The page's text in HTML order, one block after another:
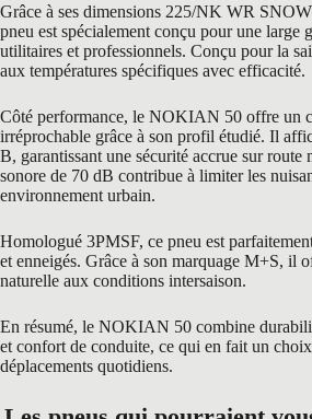
Grâce à ses dimensions 225/NK WR
pneu est spécialement conçu pour une large
utilitaires et professionnels. Conçu pour la
aux températures spécifiques avec efficacité.
Côté performance, le NOKIAN 50 offre un
irréprochable grâce à son profil étudié. Il
B, garantissant une sécurité accrue sur route
sonore de 70 dB contribue à limiter les
environnement urbain.
Homologué 3PMSF, ce pneu est
et enneigés. Grâce à son marquage M+S, il
naturelle aux conditions intersaison.
En résumé, le NOKIAN 50 combine
et confort de conduite, ce qui en fait un
déplacements quotidiens.